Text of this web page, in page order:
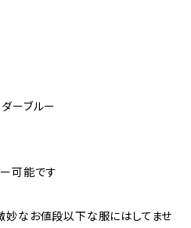
ーブルー
可能です
妙なお値段以下な服にはしてませ